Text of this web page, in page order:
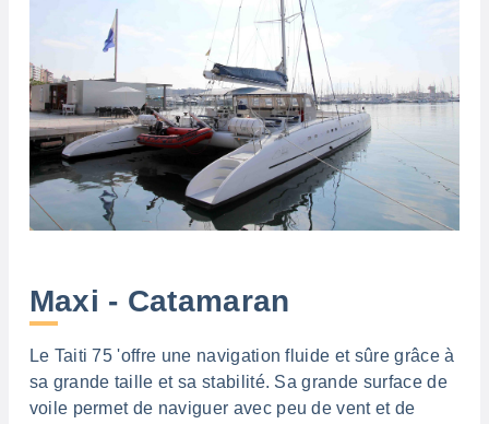
Maxi - Catamaran
Le Taiti 75 'offre une navigation fluide et sûre grâce à
sa grande taille et sa stabilité. Sa grande surface de
voile permet de naviguer avec peu de vent et de